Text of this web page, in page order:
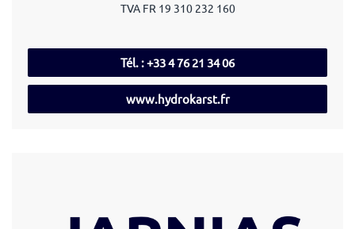
TVA FR 19 310 232 160
Tél. : +33 4 76 21 34 06
www.hydrokarst.fr